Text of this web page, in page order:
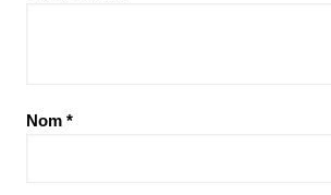
Nom *